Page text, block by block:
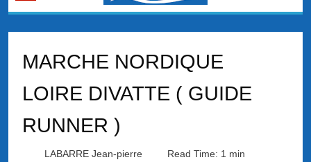
MARCHE NORDIQUE
LOIRE DIVATTE ( GUIDE
RUNNER )
LABARRE Jean-pierre
Read Time: 1 min